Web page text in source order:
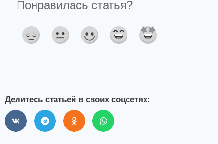
Делитесь статьей в своих соцсетях: